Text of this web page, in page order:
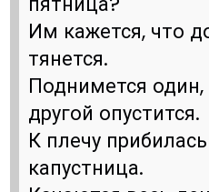
Им кажется, что
тянется.
Поднимется один,
другой опустится.
К плечу
капустница.